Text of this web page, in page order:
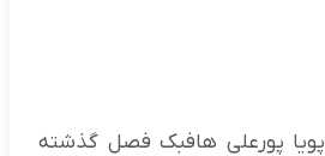
پویا پورعلی هافبک فصل گذشته